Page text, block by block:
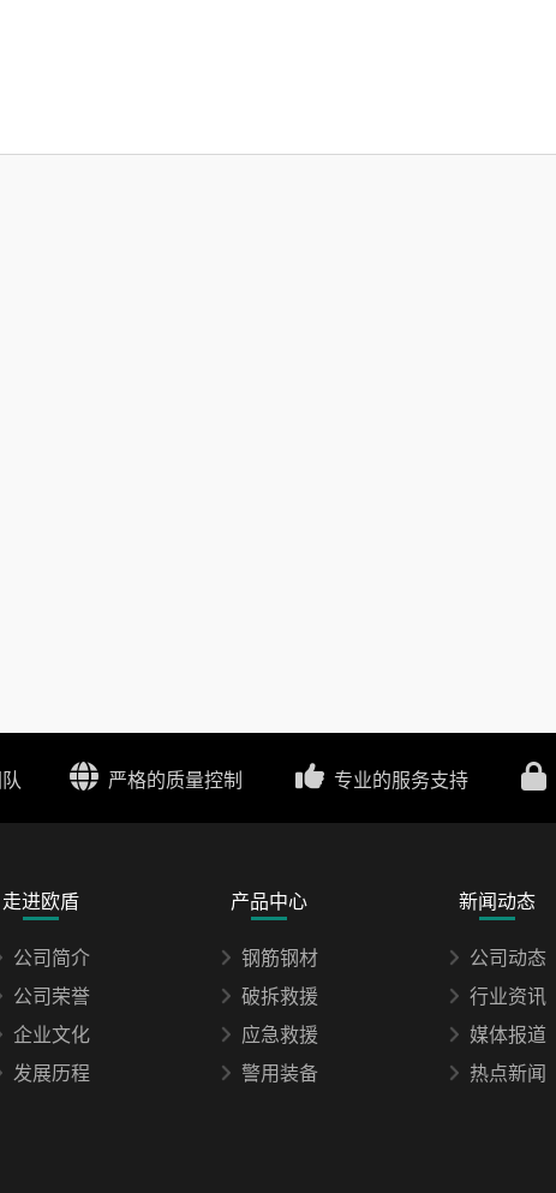
严格的质量控制 专业的服务支持
走进欧盾
公司简介
公司荣誉
企业文化
发展历程
产品中心
钢筋钢材
破拆救援
应急救援
警用装备
新闻动态
公司动态
行业资讯
媒体报道
热点新闻